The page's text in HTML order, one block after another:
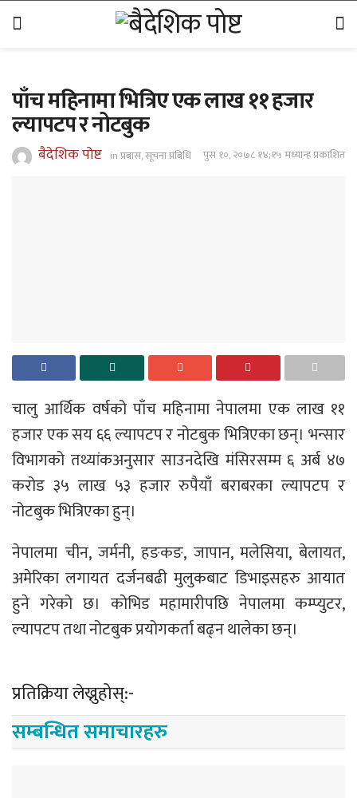
पाँच महिनामा भित्रिए एक लाख ११ हजार
ल्यापटप र नोटबुक
बैदेशिक पोष्ट inप्रबास,सूचना प्रबिधि पुस १०, २०७८ १४;१५ मध्यान्ह प्रकाशित
चालु आर्थिक वर्षको पाँच महिनामा नेपालमा एक लाख ११
हजार एक सय ६६ ल्यापटप र नोटबुक भित्रिएका छन्। भन्सार
विभागको तथ्यांकअनुसार साउनदेखि मंसिरसम्म ६ अर्ब ४७
करोड ३५ लाख ५३ हजार रुपैयाँ बराबरका ल्यापटप र
नोटबुक भित्रिएका हुन्।
नेपालमा चीन, जर्मनी, हङकङ, जापान, मलेसिया, बेलायत,
अमेरिका लगायत दर्जनबढी मुलुकबाट डिभाइसहरु आयात
हुने गरेको छ। कोभिड महामारीपछि नेपालमा कम्प्युटर,
ल्यापटप तथा नोटबुक प्रयोगकर्ता बढ्न थालेका छन्।
प्रतिक्रिया लेख्नुहोस्:-
सम्बन्धित समाचारहरु